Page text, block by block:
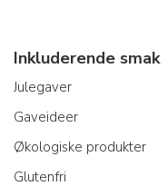
Inkluderende smak
Julegaver
Gaveideer
Økologiske produkter
Glutenfri